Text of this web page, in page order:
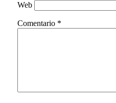
Web
Comentario *